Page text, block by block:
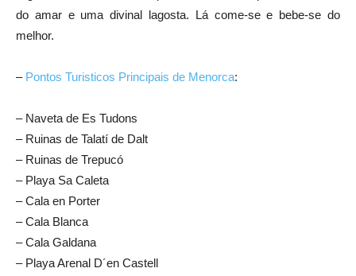
do amar e uma divinal lagosta. Lá come-se e bebe-se do
melhor.
– Pontos Turisticos Principais de Menorca:
– Naveta de Es Tudons
– Ruinas de Talatí de Dalt
– Ruinas de Trepucó
– Playa Sa Caleta
– Cala en Porter
– Cala Blanca
– Cala Galdana
– Playa Arenal D´en Castell